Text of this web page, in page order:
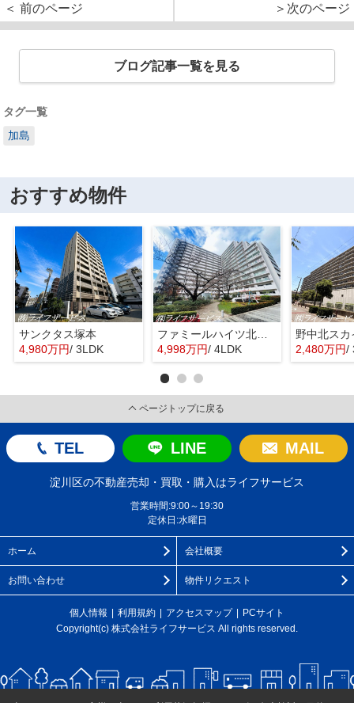
＜ 前のページ ＞次のページ
ブログ記事一覧を見る
タグ一覧
加島
おすすめ物件
サンクタス塚本
4,980万円/ 3LDK
ファミールハイツ北大阪４号棟
4,998万円/ 4LDK
野中北スカ
2,480万円/
ページトップに戻る
TEL LINE MAIL
淀川区の不動産売却・買取・購入はライフサービス
営業時間:9:00～19:30
定休日:水曜日
ホーム 会社概要
お問い合わせ 物件リクエスト
個人情報 利用規約 アクセスマップ
PCサイト
Copyright(c) 株式会社ライフサービス All rights reserved.